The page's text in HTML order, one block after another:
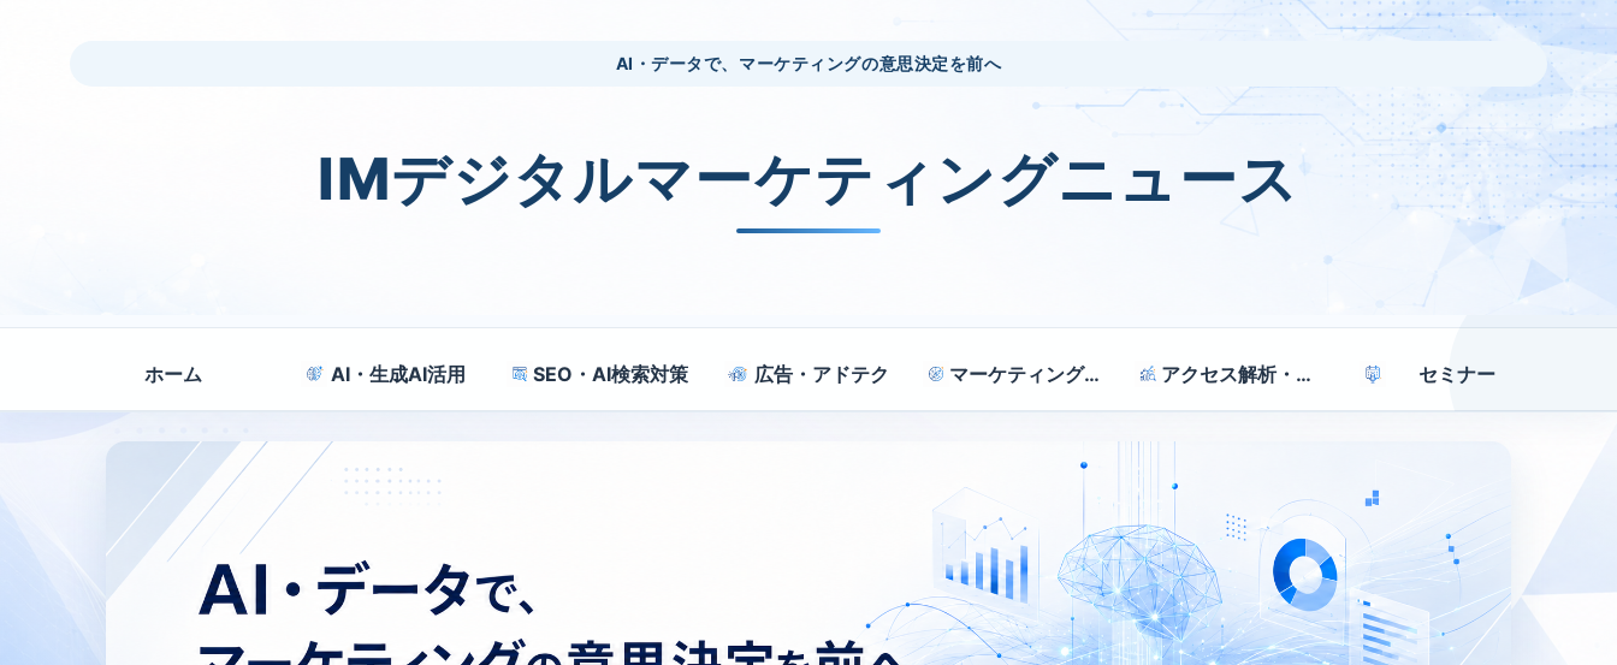
AI・データで、マーケティングの意思決定を前へ
IMデジタルマーケティングニュース
ホーム AI・生成AI活用 SEO・AI検索対策 広告・アドテク マーケティング戦略 アクセス解析・効果測定 セミナー